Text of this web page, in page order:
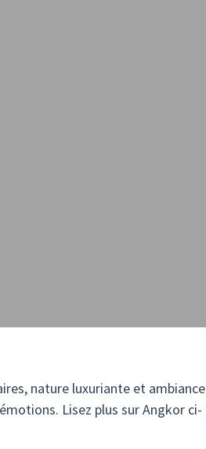
nature luxuriante et ambiance
Lisez plus sur Angkor ci-